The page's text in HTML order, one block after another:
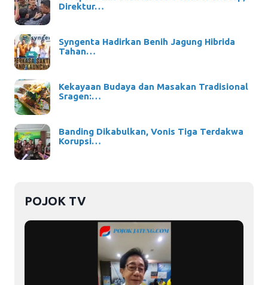
Direktur…
Syngenta Hadirkan Benih Jagung Hibrida
Tahan…
Kekayaan Budaya dan Masakan Tradisional
Sragen:…
Banding Dikabulkan, Vonis Tiga Terdakwa
Korupsi…
POJOK TV